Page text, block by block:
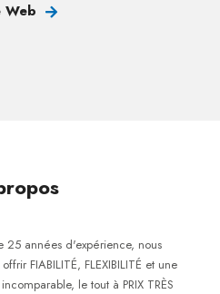
Web
25 années d'expérience, nous
FIABILITÉ, FLEXIBILITÉ et une
le tout à PRIX TRÈS